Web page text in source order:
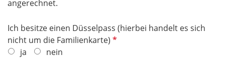
angerechnet.
Ich besitze einen Düsselpass (hierbei handelt es sich
nicht um die Familienkarte) P
ja nein